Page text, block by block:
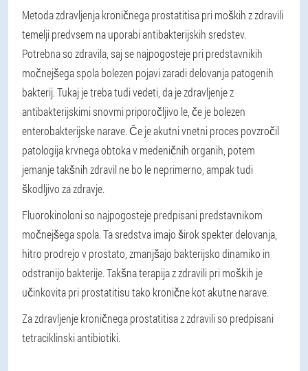
Metoda zdravljenja kroničnega prostatitisa pri moških z zdravili
temelji predvsem na uporabi antibakterijskih sredstev.
Potrebna so zdravila, saj se najpogosteje pri predstavnikih
močnejšega spola bolezen pojavi zaradi delovanja patogenih
bakterij. Tukaj je treba tudi vedeti, da je zdravljenje z
antibakterijskimi snovmi priporočljivo le, če je bolezen
enterobakterijske narave. Če je akutni vnetni proces povzročil
patologija krvnega obtoka v medeničnih organih, potem
jemanje takšnih zdravil ne bo le neprimerno, ampak tudi
škodljivo za zdravje.
Fluorokinoloni so najpogosteje predpisani predstavnikom
močnejšega spola. Ta sredstva imajo širok spekter delovanja,
hitro prodrejo v prostato, zmanjšajo bakterijsko dinamiko in
odstranijo bakterije. Takšna terapija z zdravili pri moških je
učinkovita pri prostatitisu tako kronične kot akutne narave.
Za zdravljenje kroničnega prostatitisa z zdravili so predpisani
tetraciklinski antibiotiki.